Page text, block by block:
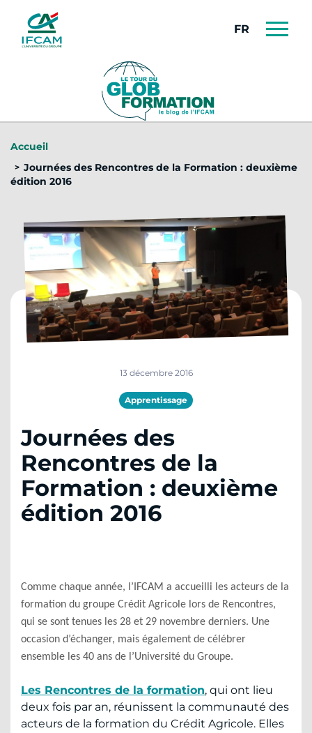
FRANÇAIS
Accueil
Journées des Rencontres de la Formation : deuxième
édition 2016
13 décembre 2016
Apprentissage
Journées des
Rencontres de la
Formation : deuxième
édition 2016
Comme chaque année, l’IFCAM a accueilli les acteurs de la
formation du groupe Crédit Agricole lors de Rencontres,
qui se sont tenues les 28 et 29 novembre derniers. Une
occasion d’échanger, mais également de célébrer
ensemble les 40 ans de l’Université du Groupe.
Les Rencontres de la formation, qui ont lieu
deux fois par an, réunissent la communauté des
acteurs de la formation du Crédit Agricole. Elles